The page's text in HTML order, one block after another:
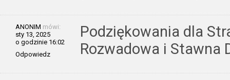
ANONIM mówi:
sty 13, 2025
o godzinie 16:02
Odpowiedz
Podziękowania dla
Rozwadowa i Stawna